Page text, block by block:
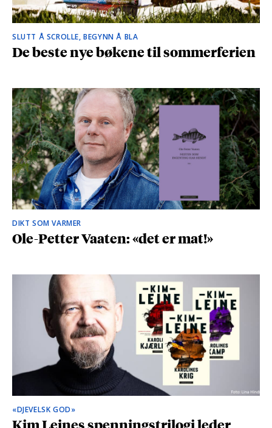
SLUTT Å SCROLLE, BEGYNN Å BLA
De beste nye bøkene til sommerferien
DIKT SOM VARMER
Ole-Petter Vaaten: «det er mat!»
«DJEVELSK GOD»
Kim Leines spenningstrilogi leder